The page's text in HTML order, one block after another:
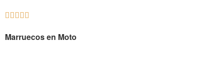
    
Marruecos en Moto